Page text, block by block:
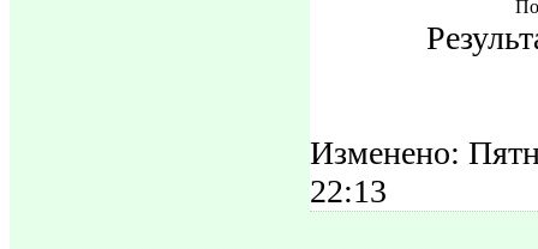
Изменено:
22:13